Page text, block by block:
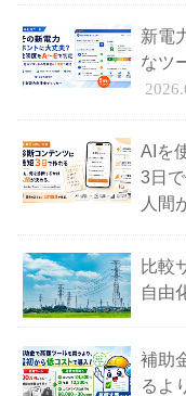
新電
なツ
AIを
3日
人間
比較
自由
補助
るよ